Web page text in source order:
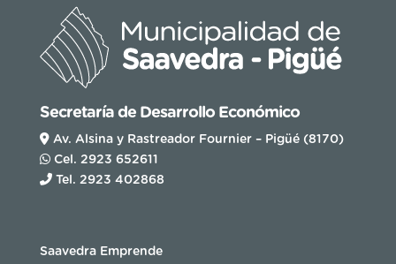
Secretaría de Desarrollo Económico
Av. Alsina y Rastreador Fournier – Pigüé (8170)
Cel. 2923 652611
Tel. 2923 402868
Saavedra Emprende